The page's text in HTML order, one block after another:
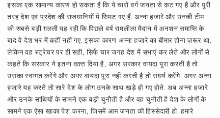
इसका एक सामान्य कारण हो सकता है कि ये चारों वर्ग जनता से कट गए हैं और पूरी
तरह देश एवं प्रदेश की राजधानियों में सिमट गए हैं. अन्ना हजारे और उनकी टीम
की सबसे बड़ी ग़लती यह रही कि पिछले वर्ष रामलीला मैदान में अनशन समाप्ति के
बाद वे देश भर में कहीं नहीं गए. इसका कारण अन्ना हजारे का बीमार होना ज़रूर था,
लेकिन वह स्ट्रेचर पर ही सही, स़िर्फ चार जगह देश में सभाएं कर लेते और लोगों से
कहते कि सरकार ने इतना वक़्त दिया है, अगर सरकार वायदा पूरा करती है तो
उसका स्वागत करेंगे और अगर वायदा पूरा नहीं करती है तो संघर्ष करेंगे. अगर अन्ना
हजारे यह करते तो सारे देश के लोग उनके साथ खड़े हो गए होते. अब अन्ना हजारे
और उनके साथियों के सामने एक बड़ी चुनौती है और वह चुनौती है देश के लोगों के
सामने एक ऐसा खाका पेश करना, जिसमें आम जनता की हिस्सेदारी हो. हमारे